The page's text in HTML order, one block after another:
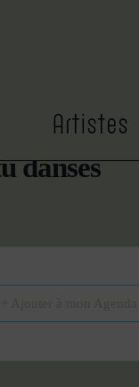
Artistes
danses